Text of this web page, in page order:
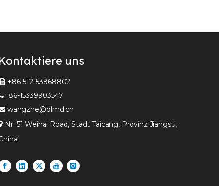
Kontaktiere uns
+86-512-53868802
+86-15339903547
wangzhe@dlmd.cn
Nr. 51 Weihai Road, Stadt Taicang, Provinz Jiangsu,